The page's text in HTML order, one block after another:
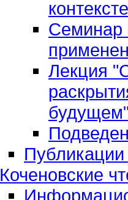
Семинар
Лекция
будущем"
Коченовские